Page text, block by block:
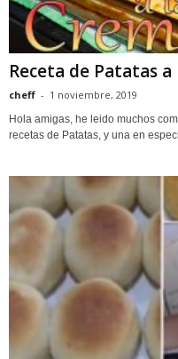
Receta de Patatas
cheff - 1 noviembre, 2019
Hola amigas, he leido muchos
recetas de Patatas, y una en